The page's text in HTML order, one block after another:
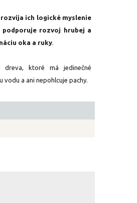
rozvíja ich logické myslenie
podporuje rozvoj hrubej a
oka a ruky.
dreva, ktoré má jedinečné
a ani nepohlcuje pachy.